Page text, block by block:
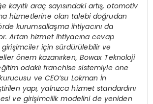
kayıtlı araç sayısındaki artış, otomotiv
hizmetlerine olan talebi doğrudan
kurumsallaşma ihtiyacını da
Artan hizmet ihtiyacına cevap
için sürdürülebilir ve
önem kazanırken, Bowax Teknoloji
odaklı franchise sistemiyle öne
ve CEO’su Lokman İn
yapı, yalnızca hizmet standardını
ve girişimcilik modelini de yeniden